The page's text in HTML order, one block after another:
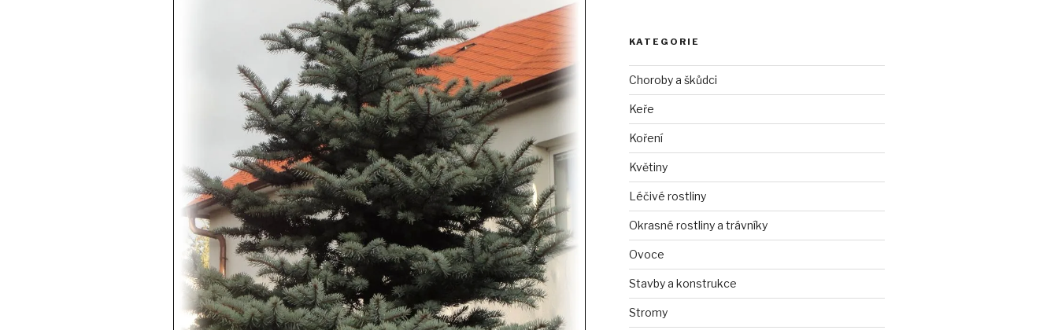
KATEGORIE
Choroby a škůdci
Keře
Koření
Květiny
Léčivé rostliny
Okrasné rostliny a trávníky
Ovoce
Stavby a konstrukce
Stromy